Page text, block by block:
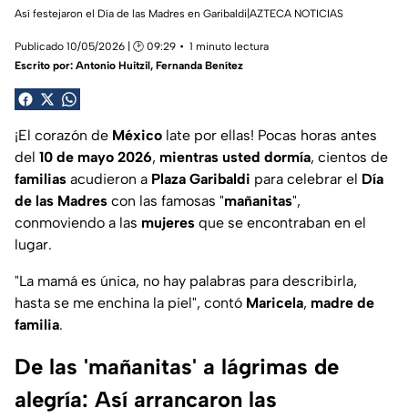
Así festejaron el Día de las Madres en Garibaldi|AZTECA NOTICIAS
Publicado 10/05/2026 | 🕑 09:29
1 minuto lectura
Escrito por: Antonio Huitzil, Fernanda Benítez
¡El corazón de México late por ellas! Pocas horas antes
del 10 de mayo 2026, mientras usted dormía, cientos de
familias acudieron a Plaza Garibaldi para celebrar el Día
de las Madres con las famosas "mañanitas",
conmoviendo a las mujeres que se encontraban en el
lugar.
"La mamá es única, no hay palabras para describirla,
hasta se me enchina la piel", contó Maricela, madre de
familia.
De las 'mañanitas' a lágrimas de
alegría: Así arrancaron las